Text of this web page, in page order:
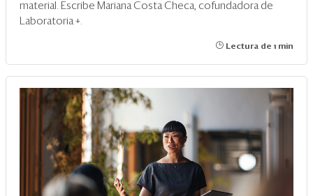
material. Escribe Mariana Costa Checa, cofundadora de
Laboratoria +.
Lectura de 1 min